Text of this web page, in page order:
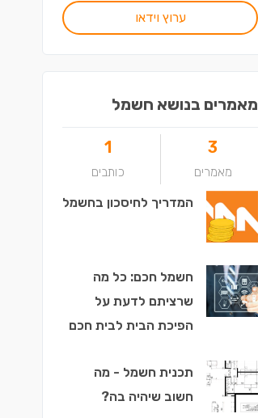
ערוץ וידאו
מאמרים בנושא חשמל
3
מאמרים
1
כותבים
המדריך לחיסכון בחשמל
חשמל חכם: כל מה
שרציתם לדעת על
הפיכת הבית לבית חכם
תכנית חשמל - מה
חשוב שיהיה בה?